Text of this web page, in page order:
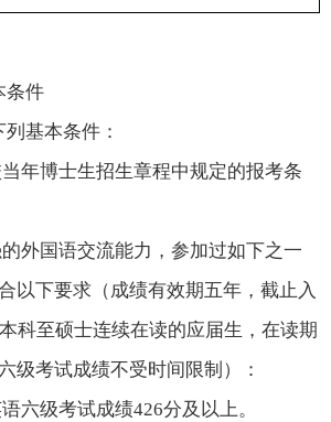
条件
基本条件：
当年博士生招生章程中规定的报考条
的外国语交流能力，参加过如下之一
以下要求（成绩有效期五年，截止入
科至硕士连续在读的应届生，在读期
级考试成绩不受时间限制）：
六级考试成绩426分及以上。